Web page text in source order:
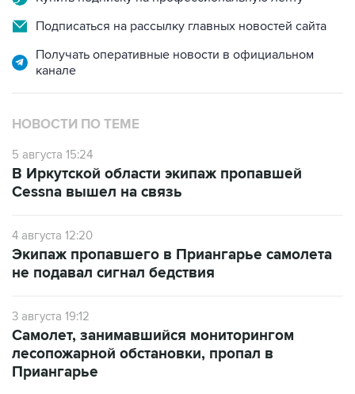
Подписаться на рассылку главных новостей сайта
Получать оперативные новости в официальном
канале
НОВОСТИ ПО ТЕМЕ
5 августа 15:24
В Иркутской области экипаж пропавшей
Cessna вышел на связь
4 августа 12:20
Экипаж пропавшего в Приангарье самолета
не подавал сигнал бедствия
3 августа 19:12
Самолет, занимавшийся мониторингом
лесопожарной обстановки, пропал в
Приангарье